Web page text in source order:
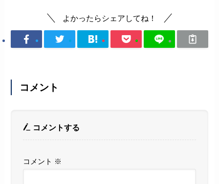
よかったらシェアしてね！
コメント
コメントする
コメント ※